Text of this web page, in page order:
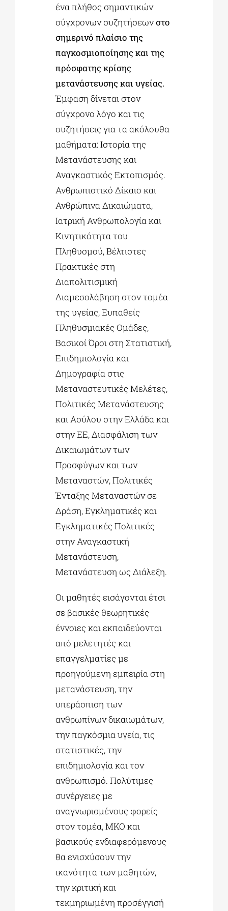
ένα πλήθος σημαντικών
σύγχρονων συζητήσεωνστο
σημερινό πλαίσιο της
παγκοσμιοποίησης και της
πρόσφατης κρίσης
μετανάστευσης και υγείας.
Έμφαση δίνεται στον
σύγχρονο λόγο και τις
συζητήσεις για τα ακόλουθα
μαθήματα: Ιστορία της
Μετανάστευσης και
Αναγκαστικός Εκτοπισμός.
Ανθρωπιστικό Δίκαιο και
Ανθρώπινα Δικαιώματα,
Ιατρική Ανθρωπολογία και
Κινητικότητα του
Πληθυσμού, Βέλτιστες
Πρακτικές στη
Διαπολιτισμική
Διαμεσολάβηση στον τομέα
της υγείας, Ευπαθείς
Πληθυσμιακές Ομάδες,
Βασικοί Όροι στη Στατιστική,
Επιδημιολογία και
Δημογραφία στις
Μεταναστευτικές Μελέτες,
Πολιτικές Μετανάστευσης
και Ασύλου στην Ελλάδα και
στην ΕΕ, Διασφάλιση των
Δικαιωμάτων των
Προσφύγων και των
Μεταναστών, Πολιτικές
Ένταξης Μεταναστών σε
Δράση, Εγκληματικές και
Εγκληματικές Πολιτικές
στην Αναγκαστική
Μετανάστευση,
Μετανάστευση ως Διάλεξη.
Οι μαθητές εισάγονται έτσι
σε βασικές θεωρητικές
έννοιες και εκπαιδεύονται
από μελετητές και
επαγγελματίες με
προηγούμενη εμπειρία στη
μετανάστευση, την
υπεράσπιση των
ανθρωπίνων δικαιωμάτων,
την παγκόσμια υγεία, τις
στατιστικές, την
επιδημιολογία και τον
ανθρωπισμό. Πολύτιμες
συνέργειες με
αναγνωρισμένους φορείς
στον τομέα, ΜΚΟ και
βασικούς ενδιαφερόμενους
θα ενισχύσουν την
ικανότητα των μαθητών,
την κριτική και
τεκμηριωμένη προσέγγισή